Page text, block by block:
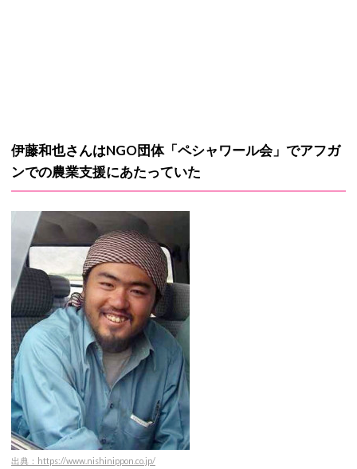
伊藤和也さんはNGO団体「ペシャワール会」でアフガ
ンでの農業支援にあたっていた
出典：https://www.nishinippon.co.jp/